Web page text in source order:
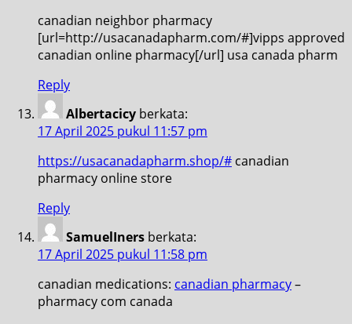
canadian neighbor pharmacy
[url=http://usacanadapharm.com/#]vipps approved
canadian online pharmacy[/url] usa canada pharm
Reply
Albertacicy berkata:
17 April 2025 pukul 11:57 pm
https://usacanadapharm.shop/# canadian
pharmacy online store
Reply
SamuelIners berkata:
17 April 2025 pukul 11:58 pm
canadian medications: canadian pharmacy–
pharmacy com canada